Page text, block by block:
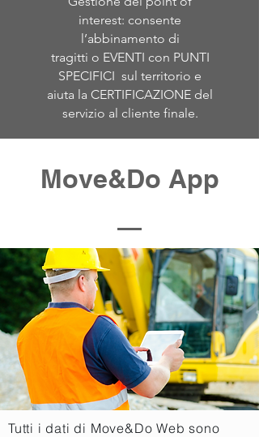
interest: consente
l’abbinamento di
tragitti o EVENTI con PUNTI
SPECIFICI sul territorio e
aiuta la CERTIFICAZIONE del
servizio al cliente finale.
Move&Do App
Tutti i dati di Move&Do Web sono